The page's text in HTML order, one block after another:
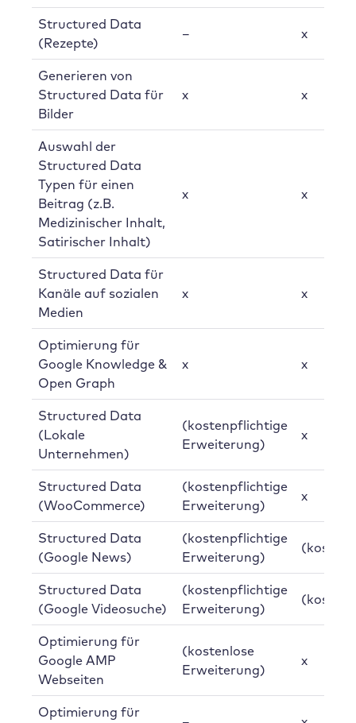
Structured Data
(Rezepte)
– x
Generieren von
Structured Data für
Bilder
x x
Auswahl der
Structured Data
Typen für einen
Beitrag (z.B.
Medizinischer Inhalt,
Satirischer Inhalt)
x x
Structured Data für
Kanäle auf sozialen
Medien
x x
Optimierung für
Google Knowledge &
Open Graph
x x
Structured Data
(Lokale
Unternehmen)
(kostenpflichtige
Erweiterung)
x
Structured Data
(WooCommerce)
(kostenpflichtige
Erweiterung)
x
Structured Data
(Google News)
(kostenpflichtige
Erweiterung)
Structured Data
(Google Videosuche)
(kostenpflichtige
Erweiterung)
Optimierung für
Google AMP
Webseiten
(kostenlose
Erweiterung)
x
Optimierung für